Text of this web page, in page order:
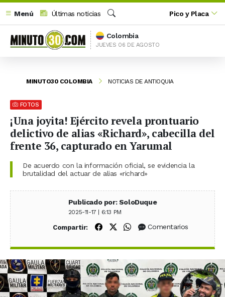
Menú
Últimas noticias
Buscar
Pico y Placa
Colombia
JUEVES 06 DE AGOSTO
MINUTO30 COLOMBIA NOTICIAS DE ANTIOQUIA
FOTOS
¡Una joyita! Ejército revela prontuario
delictivo de alias «Richard», cabecilla del
frente 36, capturado en Yarumal
De acuerdo con la información oficial, se evidencia la
brutalidad del actuar de alias «richard»
Publicado por: SoloDuque
2025-11-17 | 6:13 PM
Compartir: Compartir en Facebook
Compartir en X (Twitter)
Compartir en WhatsApp
Comentarios